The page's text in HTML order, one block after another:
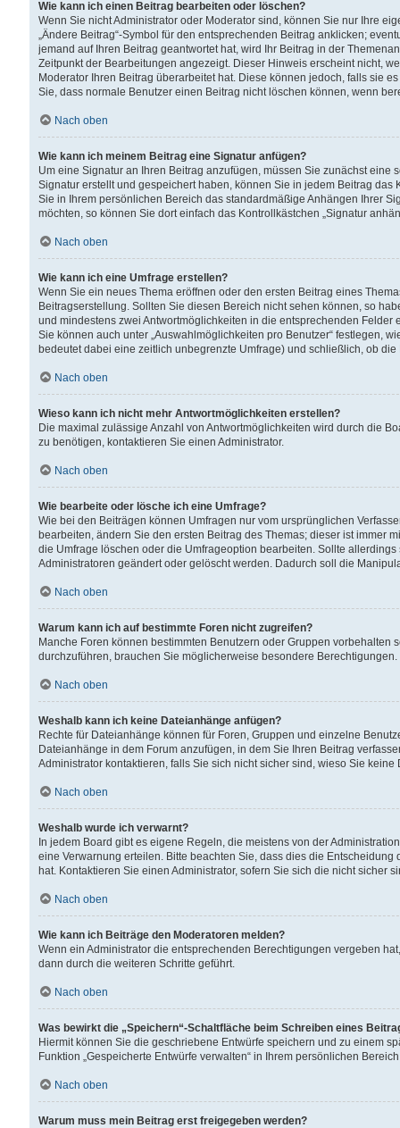
Wie kann ich einen Beitrag bearbeiten oder löschen?
Wenn Sie nicht Administrator oder Moderator sind, können Sie nur Ihre
„Ändere Beitrag“-Symbol für den entsprechenden Beitrag anklicken;
jemand auf Ihren Beitrag geantwortet hat, wird Ihr Beitrag in der
Zeitpunkt der Bearbeitungen angezeigt. Dieser Hinweis erscheint nicht,
Moderator Ihren Beitrag überarbeitet hat. Diese können jedoch, falls sie
Sie, dass normale Benutzer einen Beitrag nicht löschen können, wenn
Nach oben
Wie kann ich meinem Beitrag eine Signatur anfügen?
Um eine Signatur an Ihren Beitrag anzufügen, müssen Sie zunächst
Signatur erstellt und gespeichert haben, können Sie in jedem Beitrag
Sie in Ihrem persönlichen Bereich das standardmäßige Anhängen Ihrer
möchten, so können Sie dort einfach das Kontrollkästchen „Signatur
Nach oben
Wie kann ich eine Umfrage erstellen?
Wenn Sie ein neues Thema eröffnen oder den ersten Beitrag eines
Beitragserstellung. Sollten Sie diesen Bereich nicht sehen können, so
und mindestens zwei Antwortmöglichkeiten in die entsprechenden
Sie können auch unter „Auswahlmöglichkeiten pro Benutzer“ festlegen,
bedeutet dabei eine zeitlich unbegrenzte Umfrage) und schließlich, ob
Nach oben
Wieso kann ich nicht mehr Antwortmöglichkeiten erstellen?
Die maximal zulässige Anzahl von Antwortmöglichkeiten wird durch die
zu benötigen, kontaktieren Sie einen Administrator.
Nach oben
Wie bearbeite oder lösche ich eine Umfrage?
Wie bei den Beiträgen können Umfragen nur vom ursprünglichen
bearbeiten, ändern Sie den ersten Beitrag des Themas; dieser ist immer
die Umfrage löschen oder die Umfrageoption bearbeiten. Sollte
Administratoren geändert oder gelöscht werden. Dadurch soll die
Nach oben
Warum kann ich auf bestimmte Foren nicht zugreifen?
Manche Foren können bestimmten Benutzern oder Gruppen
durchzuführen, brauchen Sie möglicherweise besondere
Nach oben
Weshalb kann ich keine Dateianhänge anfügen?
Rechte für Dateianhänge können für Foren, Gruppen und einzelne
Dateianhänge in dem Forum anzufügen, in dem Sie Ihren Beitrag
Administrator kontaktieren, falls Sie sich nicht sicher sind, wieso Sie
Nach oben
Weshalb wurde ich verwarnt?
In jedem Board gibt es eigene Regeln, die meistens von der
eine Verwarnung erteilen. Bitte beachten Sie, dass dies die
hat. Kontaktieren Sie einen Administrator, sofern Sie sich die nicht sicher
Nach oben
Wie kann ich Beiträge den Moderatoren melden?
Wenn ein Administrator die entsprechenden Berechtigungen vergeben
dann durch die weiteren Schritte geführt.
Nach oben
Was bewirkt die „Speichern“-Schaltfläche beim Schreiben eines
Hiermit können Sie die geschriebene Entwürfe speichern und zu einem
Funktion „Gespeicherte Entwürfe verwalten“ in Ihrem persönlichen
Nach oben
Warum muss mein Beitrag erst freigegeben werden?